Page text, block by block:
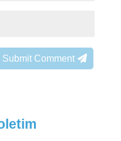
Submit Comment